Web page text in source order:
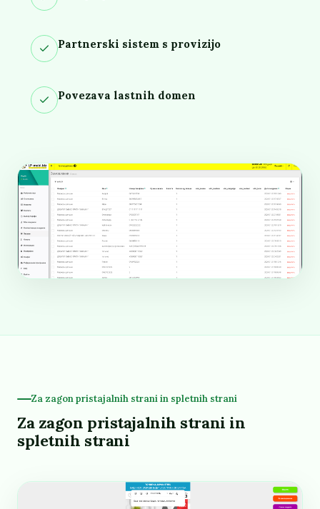
Partnerski sistem s provizijo
Povezava lastnih domen
Za zagon pristajalnih strani in spletnih strani
Za zagon pristajalnih strani in
spletnih strani